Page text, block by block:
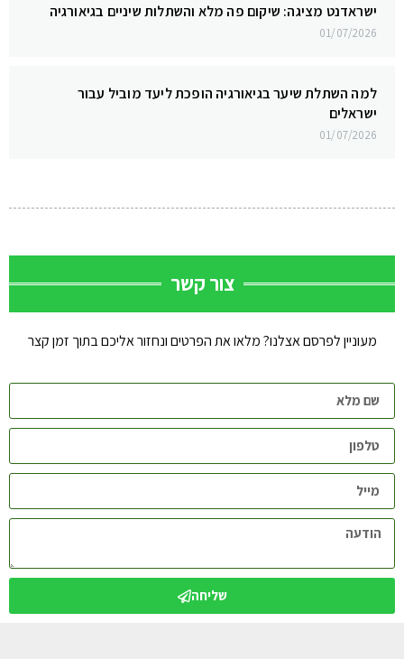
ישראדנט מציגה: שיקום פה מלא והשתלות שיניים בגיאורגיה
01/07/2026
למה השתלת שיער בגיאורגיה הופכת ליעד מוביל עבור
ישראלים
01/07/2026
צור קשר
מעוניין לפרסם אצלנו? מלאו את הפרטים ונחזור אליכם בתוך זמן קצר
שליחה